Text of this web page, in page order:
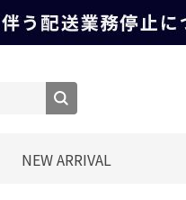
NEW ARRIVAL